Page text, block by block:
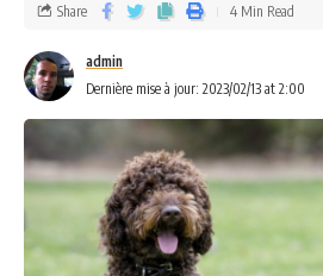
admin
Dernière mise à jour: 2023/02/13 at 2:00
Share 4 Min Read